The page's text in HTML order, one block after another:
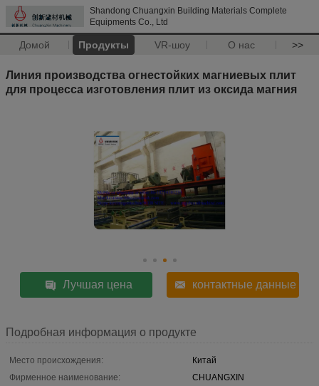
Shandong Chuangxin Building Materials Complete
Equipments Co., Ltd
Домой Продукты VR-шоу О нас >>
Линия производства огнестойких магниевых плит
для процесса изготовления плит из оксида магния
Лучшая цена контактные данные
Подробная информация о продукте
Место происхождения:
Китай
Фирменное наименование:
CHUANGXIN